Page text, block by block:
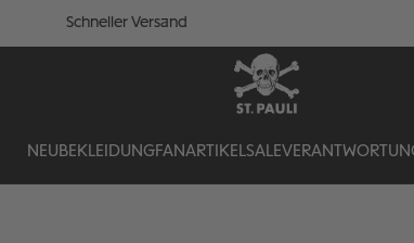
Schneller Versand
NEU BEKLEIDUNGFANARTIKELSALE